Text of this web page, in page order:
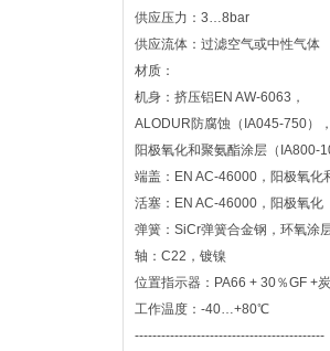
供应压力：3…8bar
供应流体：过滤空气或中性气体
材质：
机身：挤压铝EN AW-6063，
ALODUR防腐蚀（IA045-750）
阳极氧化和聚氨酯涂层（IA800-
端盖：EN AC-46000，阳极氧化
活塞：EN AC-46000，阳极氧化
弹簧：SiCr弹簧合金钢，环氧涂
轴：C22，镀镍
位置指示器：PA66 + 30％GF +
工作温度：-40…+80℃
-------------------------------------------